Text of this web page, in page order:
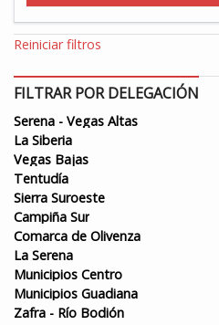
Reiniciar filtros
FILTRAR POR DELEGACIÓN